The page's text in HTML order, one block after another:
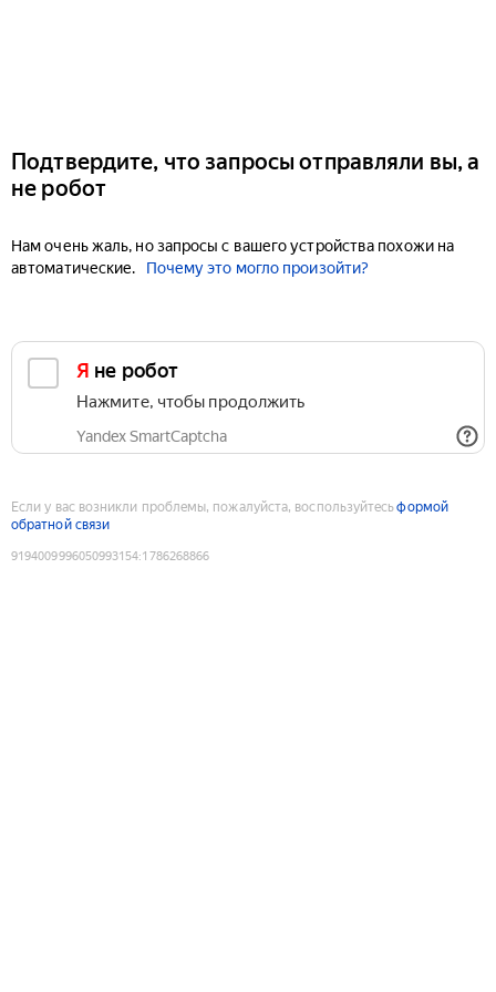
Подтвердите, что запросы отправляли вы, а
не робот
Нам очень жаль, но запросы с вашего устройства похожи на
автоматические.
Почему это могло произойти?
Я не робот
Нажмите, чтобы продолжить
Yandex SmartCaptcha
Если у вас возникли проблемы, пожалуйста, воспользуйтесьформой
обратной связи
9194009996050993154:1786268866